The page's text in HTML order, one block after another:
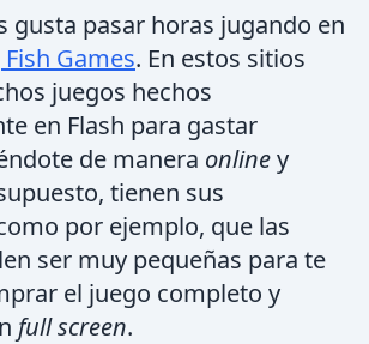
gusta pasar horas jugando en
Fish Games. En estos sitios
juegos hechos
en Flash para gastar
de manera onliney
tienen sus
por ejemplo, que las
ser muy pequeñas para te
el juego completo y
full screen.